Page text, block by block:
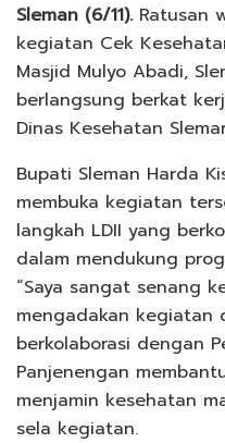
Sleman (6/11).Ratusan
kegiatan Cek
Masjid Mulyo Abadi,
berlangsung berkat
Dinas Kesehatan
Bupati Sleman Harda
membuka kegiatan
langkah LDII yang
dalam mendukung
“Saya sangat senang
mengadakan kegiatan
berkolaborasi dengan
Panjenengan
menjamin kesehatan
sela kegiatan.